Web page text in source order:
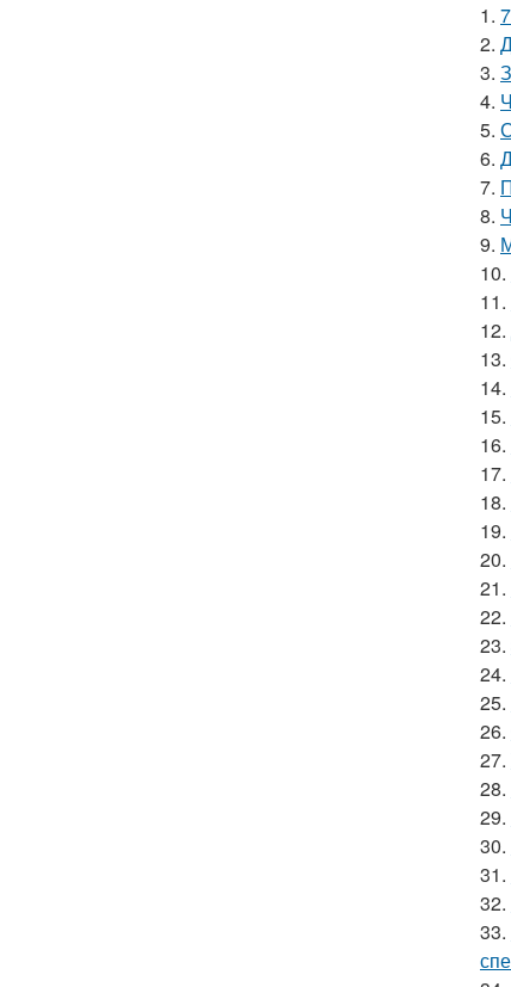
1.
2.
3.
4.
5.
6.
7.
8.
9.
10.
11.
12.
13.
14.
15.
16.
17.
18.
19.
20.
21.
22.
23.
24.
25.
26.
27.
28.
29.
30.
31.
32.
33.